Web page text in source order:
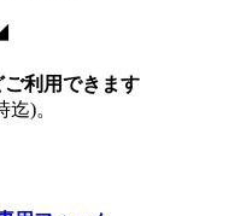
利用できます
)。